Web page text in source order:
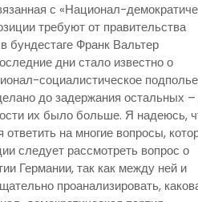
с «Национал-
требуют от правительства
Франк Вальтер
дни стало известно о
социалистическое
до задержания остальных –
их было больше. Я надеюсь,
на многие вопросы,
следует рассмотреть вопрос о
Германии, так как между ней и
проанализировать,